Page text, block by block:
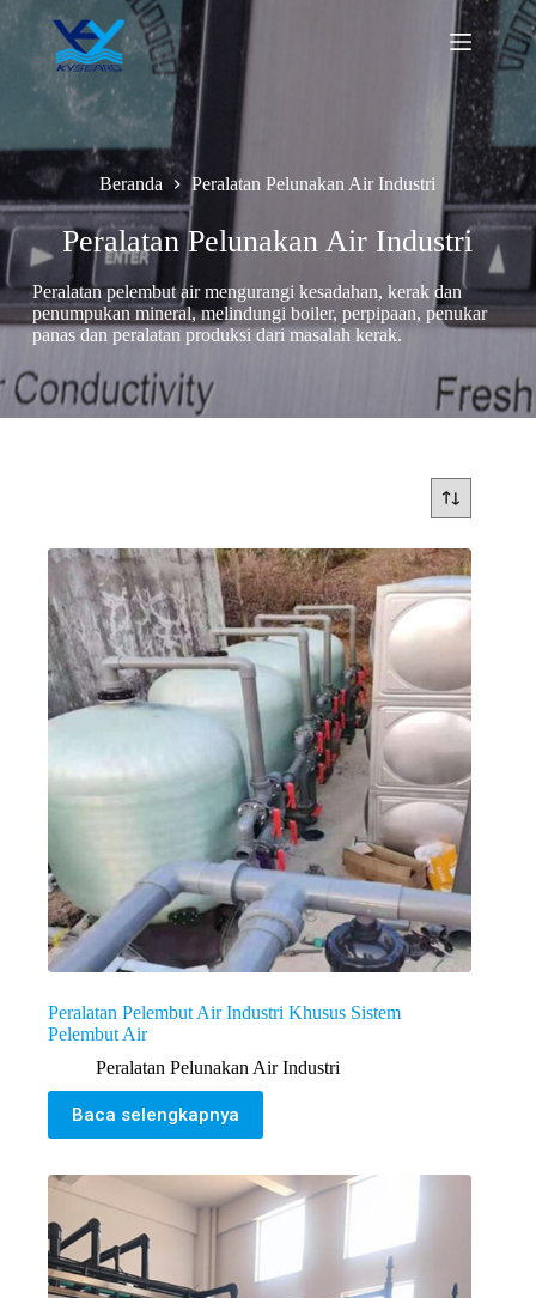
Beranda Peralatan Pelunakan Air Industri
Peralatan Pelunakan Air Industri
Peralatan pelembut air mengurangi kesadahan, kerak dan
penumpukan mineral, melindungi boiler, perpipaan, penukar
panas dan peralatan produksi dari masalah kerak.
Peralatan Pelembut Air Industri Khusus Sistem
Pelembut Air
Peralatan Pelunakan Air Industri
Baca selengkapnya